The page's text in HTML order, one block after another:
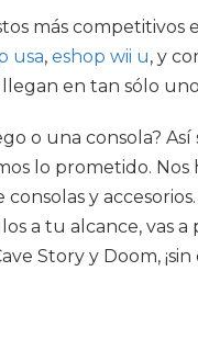
más competitivos
usa, eshop wii u, y
en tan sólo
o una consola?
lo prometido. Nos
y
a tu alcance, vas
Story y Doom,